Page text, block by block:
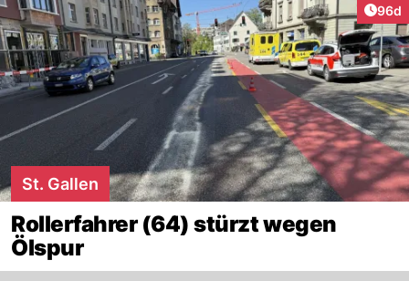
96d
St. Gallen
Rollerfahrer (64) stürzt wegen
Ölspur